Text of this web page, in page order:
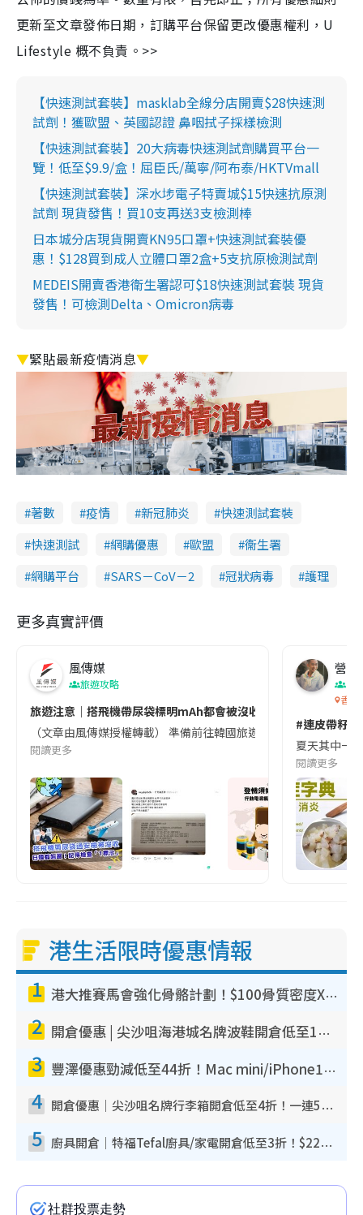
更新至文章發佈日期，訂購平台保留更改優惠權利，U
Lifestyle 概不負責。>>
【快速測試套裝】masklab全線分店開賣$28快速測
試劑！獲歐盟、英國認證 鼻咽拭子採樣檢測
【快速測試套裝】20大病毒快速測試劑購買平台一
覽！低至$9.9/盒！屈臣氏/萬寧/阿布泰/HKTVmall
【快速測試套裝】深水埗電子特賣城$15快速抗原測
試劑 現貨發售！買10支再送3支檢測棒
日本城分店現貨開賣KN95口罩+快速測試套裝優
惠！$128買到成人立體口罩2盒+5支抗原檢測試劑
MEDEIS開賣香港衛生署認可$18快速測試套裝 現貨
發售！可檢測Delta、Omicron病毒
▼緊貼最新疫情消息▼
著數 疫情 新冠肺炎
快速測試套裝
快速測試
網購優惠 歐盟
衞生署
網購平台
SARS－CoV－2 冠狀病毒 護理
更多真實評價
風傳媒
旅遊攻略
旅遊注意｜搭飛機帶尿袋標明mAh都會被沒收😱出發前切記檢查
（文章由風傳媒授權轉載） 準備前往韓國旅遊的民眾，近期要
閱讀更多
營養
香港
#連皮帶籽
夏天其中一
閱讀更多
港生活限時優惠情報
1 港大推賽馬會強化骨骼計劃！$100骨質密度X光檢查 完成免費運動訓練送超市禮券！附參加資格
2 開倉優惠 | 尖沙咀海港城名牌波鞋開倉低至1折！On鞋$899起／Joy&Peace鞋履$98起
3 豐澤優惠勁減低至44折！Mac mini/iPhone17Pro大減價！廚房家電$220起
4 開倉優惠｜尖沙咀名牌行李箱開倉低至4折！一連5日 American Tourister/ace./Hallmark $200起！
5 廚具開倉｜特福Tefal廚具/家電開倉低至3折！$220起買平底鍋/炒鑊/湯煲！電飯煲/吸塵機/燙斗$418起